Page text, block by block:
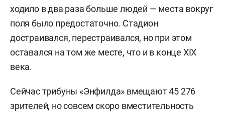
ходило в два раза больше людей — места вокруг
поля было предостаточно. Стадион
достраивался, перестраивался, но при этом
оставался на том же месте, что и в конце XIX
века.
Сейчас трибуны «Энфилда» вмещают 45 276
зрителей, но совсем скоро вместительность